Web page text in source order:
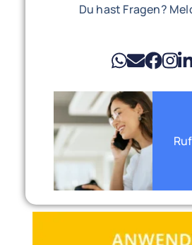
Du hast Fragen?